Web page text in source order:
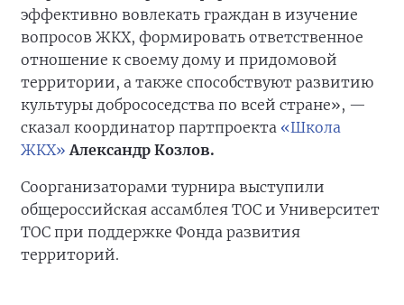
эффективно вовлекать граждан в изучение
вопросов ЖКХ, формировать ответственное
отношение к своему дому и придомовой
территории, а также способствуют развитию
культуры добрососедства по всей стране», —
сказал координатор партпроекта «Школа
ЖКХ» Александр Козлов.
Соорганизаторами турнира выступили
общероссийская ассамблея ТОС и Университет
ТОС при поддержке Фонда развития
территорий.